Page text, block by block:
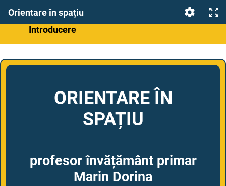
Orientare în spațiu
Introducere
Pozițiile spațiale – prezentare vizuală
Activitate interactivă 2: Potrivește imaginea
Joc de consolidare
ORIENTARE ÎN
SPAȚIU
profesor învățământ primar
Marin Dorina